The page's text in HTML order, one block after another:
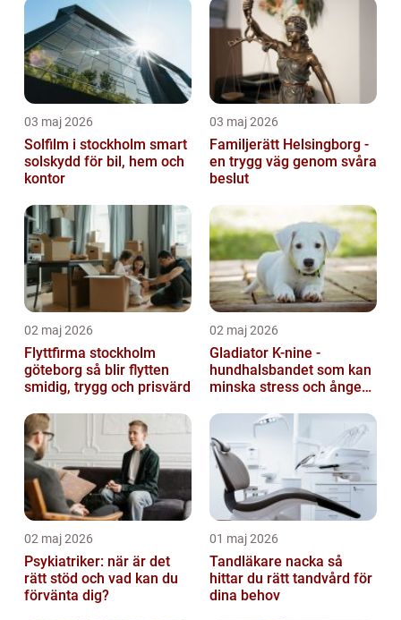
03 maj 2026
Solfilm i stockholm smart
solskydd för bil, hem och
kontor
03 maj 2026
Familjerätt Helsingborg -
en trygg väg genom svåra
beslut
02 maj 2026
Flyttfirma stockholm
göteborg så blir flytten
smidig, trygg och prisvärd
02 maj 2026
Gladiator K-nine -
hundhalsbandet som kan
minska stress och ångest
02 maj 2026
Psykiatriker: när är det
rätt stöd och vad kan du
förvänta dig?
01 maj 2026
Tandläkare nacka så
hittar du rätt tandvård för
dina behov